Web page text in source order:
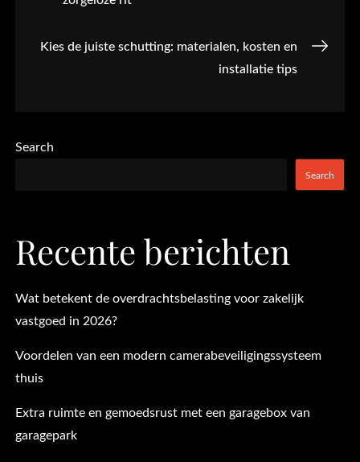
Kies de juiste schutting: materialen, kosten en
installatie tips
Search
Search
Recente berichten
Wat betekent de overdrachtsbelasting voor zakelijk
vastgoed in 2026?
Voordelen van een modern camerabeveiligingssysteem
thuis
Extra ruimte en gemoedsrust met een garagebox van
garagepark